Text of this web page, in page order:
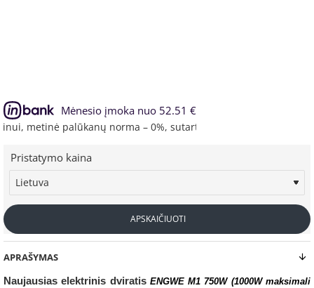
Mėnesio įmoka nuo 52.51 €
palūkanų norma – 0%, sutarties sudarymo mokestis –
Pristatymo kaina
APSKAIČIUOTI
APRAŠYMAS
Naujausias elektrinis dviratis ENGWE M1 750W (1000W maksimali